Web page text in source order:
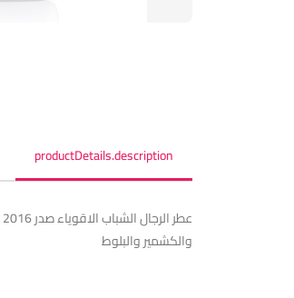
productDetails.description
والكشمير والبلوط